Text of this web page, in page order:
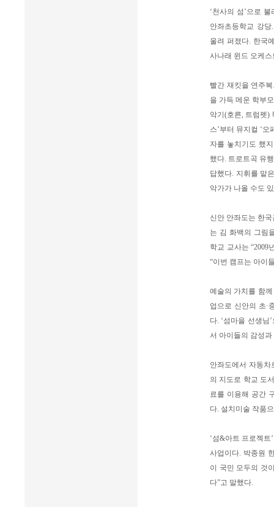
‘천사의 섬’으로
안좌초등학교 강
울려 퍼졌다. 한국
사나래 윈드 오케스
빨간 재킷을 연주
을 가득 메운 학부
악기(호른, 트럼펫)
스’부터 뮤지컬 ‘
자를 놓치기도 했
했다. 트로트곡 유
답했다. 지휘를 맡
악가가 나올 수도
신안 안좌도는 한
는 김 화백의 그림
학교 교사는 “2009
“이번 캠프는 아이
예술의 가치를 함께
업으로 신안의 초·
다. ‘섬마을 선생님
서 아이들의 감성
안좌도에서 자동차
의 지도로 학교 도
료를 이용해 공간
다. 설치미술 작품
‘섬&아트 프로젝
사업이다. 박종원
이 국민 모두의 것
다”고 말했다.